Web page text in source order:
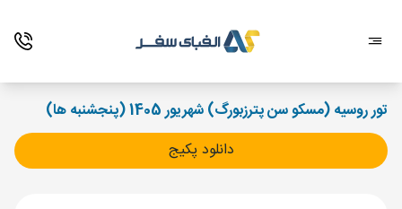
تور روسیه (مسکو سن پترزبورگ) شهریور 1405 (پنجشنبه ها)
دانلود پکیج